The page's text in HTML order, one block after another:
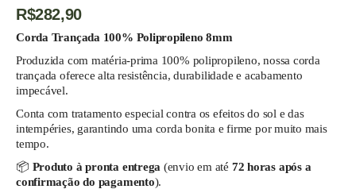
R$282,90
Corda Trançada 100% Polipropileno 8mm
Produzida com matéria-prima 100% polipropileno, nossa corda
trançada oferece alta resistência, durabilidade e acabamento
impecável.
Conta com tratamento especial contra os efeitos do sol e das
intempéries, garantindo uma corda bonita e firme por muito mais
tempo.
📦 Produto à pronta entrega (envio em até 72 horas após a
confirmação do pagamento).